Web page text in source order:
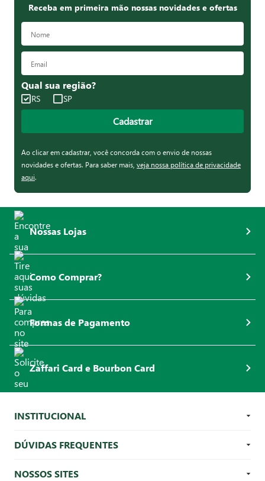
Receba em primeira mão nossas novidades e ofertas
Qual sua região?
RS SP
Cadastrar
Ao clicar em cadastrar, você concorda com o envio de nossas
novidades e ofertas. Para saber mais, veja nossa política de privacidade
aqui.
Nossas Lojas
Como Comprar?
Formas de Pagamento
Zaffari Card e Bourbon Card
INSTITUCIONAL
DÚVIDAS FREQUENTES
NOSSOS SITES